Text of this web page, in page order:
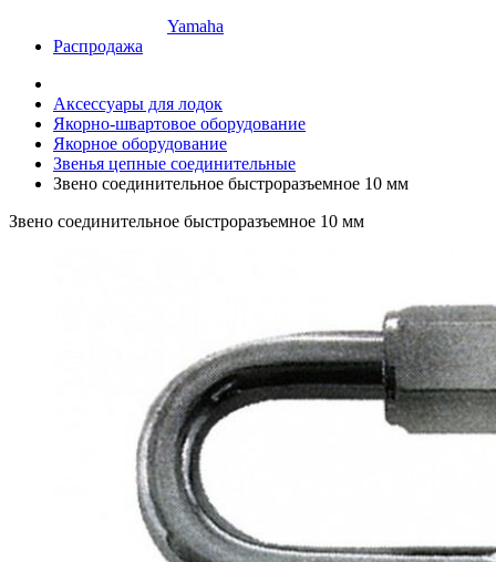
Yamaha
Распродажа
Аксессуары для лодок
Якорно-швартовое оборудование
Якорное оборудование
Звенья цепные соединительные
Звено соединительное быстроразъемное 10 мм
Звено соединительное быстроразъемное 10 мм